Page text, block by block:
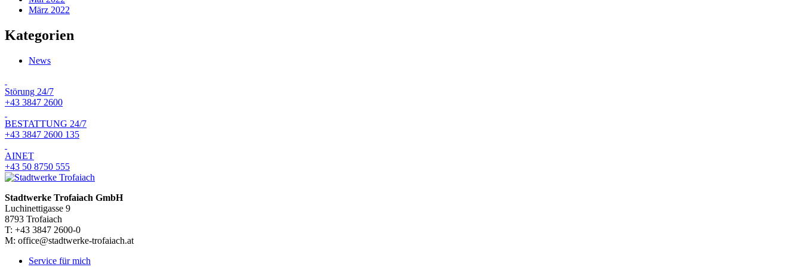
März 2022
Kategorien
News
Störung 24/7
+43 3847 2600
BESTATTUNG 24/7
+43 3847 2600 135
AINET
+43 50 8750 555
Stadtwerke Trofaiach GmbH
Luchinettigasse 9
8793 Trofaiach
T: +43 3847 2600-0
M: office@stadtwerke-trofaiach.at
Service für mich